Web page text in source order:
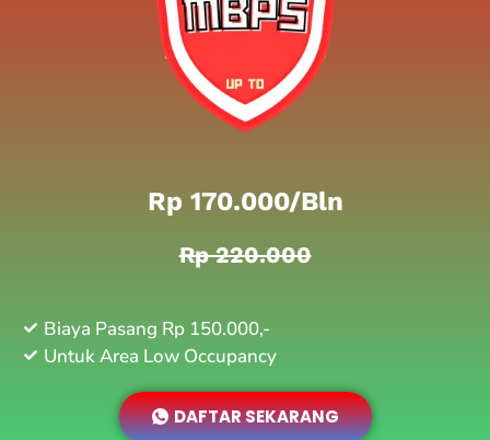
Rp 170.000/bln
Rp 220.000
Biaya Pasang Rp 150.000,-
Untuk Area Low Occupancy
DAFTAR SEKARANG